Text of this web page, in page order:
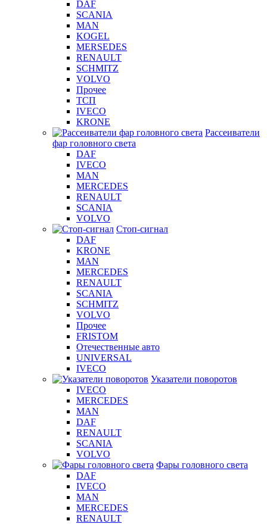
DAF
SCANIA
MAN
KOGEL
MERSEDES
RENAULT
SCHMITZ
VOLVO
Прочее
ТСП
IVECO
KRONE
Рассеиватели
фар головного света
DAF
IVECO
MAN
MERCEDES
RENAULT
SCANIA
VOLVO
Стоп-сигнал
DAF
KRONE
MAN
MERCEDES
RENAULT
SCANIA
SCHMITZ
VOLVO
Прочее
FRISTOM
Отечественные авто
UNIVERSAL
IVECO
Указатели поворотов
IVECO
MERCEDES
MAN
DAF
RENAULT
SCANIA
VOLVO
Фары головного света
DAF
IVECO
MAN
MERCEDES
RENAULT